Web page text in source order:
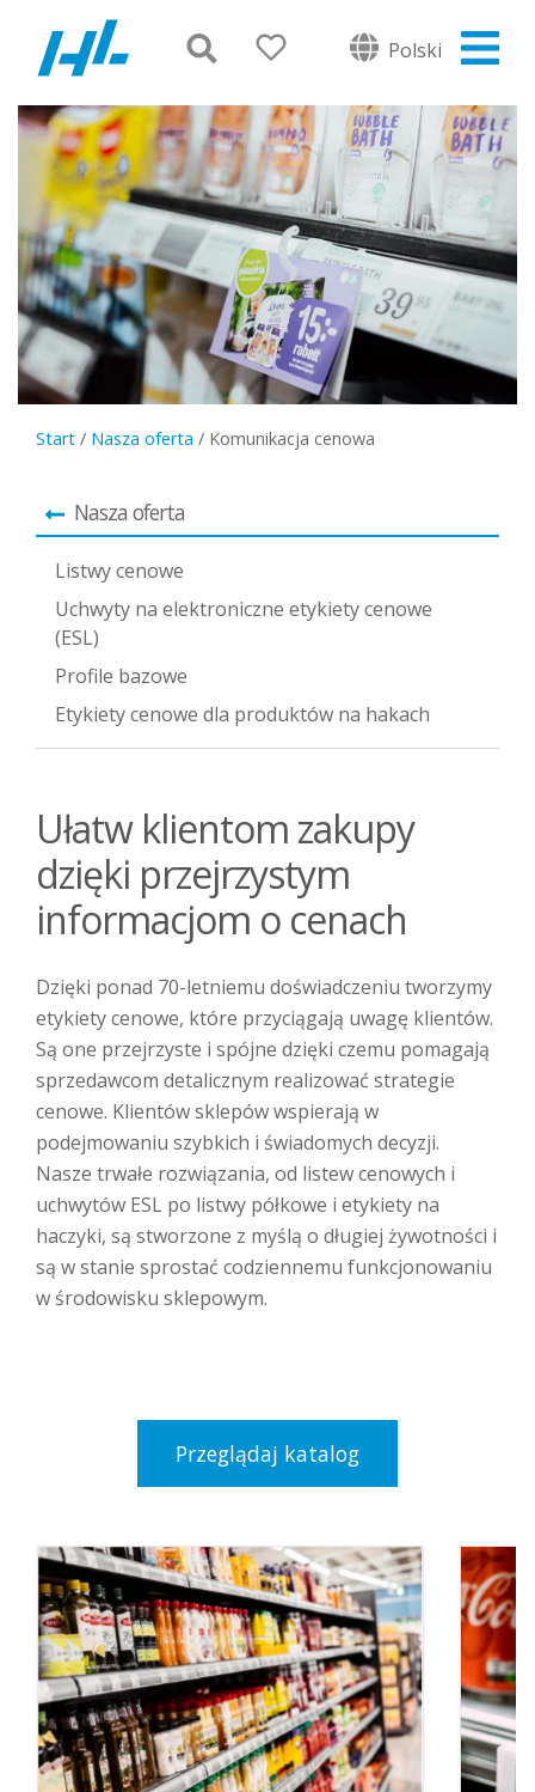
Polski
Start / Nasza oferta / Komunikacja cenowa
Nasza oferta
Listwy cenowe
Uchwyty na elektroniczne etykiety cenowe
(ESL)
Profile bazowe
Etykiety cenowe dla produktów na hakach
Ułatw klientom zakupy
dzięki przejrzystym
informacjom o cenach
Dzięki ponad 70-letniemu doświadczeniu tworzymy
etykiety cenowe, które przyciągają uwagę klientów.
Są one przejrzyste i spójne dzięki czemu pomagają
sprzedawcom detalicznym realizować strategie
cenowe. Klientów sklepów wspierają w
podejmowaniu szybkich i świadomych decyzji.
Nasze trwałe rozwiązania, od listew cenowych i
uchwytów ESL po listwy półkowe i etykiety na
haczyki, są stworzone z myślą o długiej żywotności i
są w stanie sprostać codziennemu funkcjonowaniu
w środowisku sklepowym.
Przeglądaj katalog